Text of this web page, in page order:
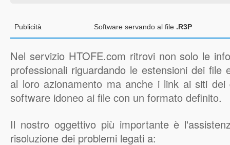
Publicità Software servando al file .R3P
Nel servizio HTOFE.com ritrovi non solo le
professionali riguardando le estensioni dei
al loro azionamento ma anche i link ai siti dei
software idoneo ai file con un formato definito.
Il nostro oggettivo più importante è
risoluzione dei problemi legati a: